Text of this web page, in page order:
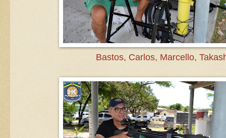
Bastos, Carlos, Marcello,